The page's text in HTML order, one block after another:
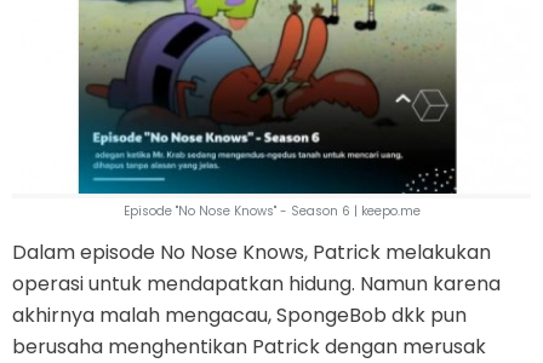
Episode "No Nose Knows" - Season 6 | keepo.me
Dalam episode No Nose Knows, Patrick melakukan
operasi untuk mendapatkan hidung. Namun karena
akhirnya malah mengacau, SpongeBob dkk pun
berusaha menghentikan Patrick dengan merusak